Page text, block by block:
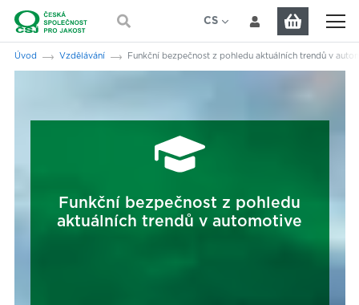
Přeskočit na hlavní obsah
CS
Jsi tady:
Úvod Vzdělávání Funkční bezpečnost z pohledu aktuálních trendů v
Funkční bezpečnost z pohledu
aktuálních trendů v automotive